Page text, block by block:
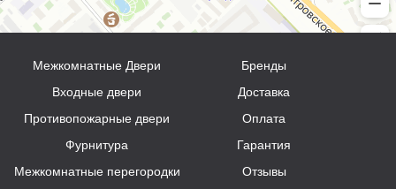
Межкомнатные Двери
Входные двери
Противопожарные двери
Фурнитура
Межкомнатные перегородки
Бренды
Доставка
Оплата
Гарантия
Отзывы